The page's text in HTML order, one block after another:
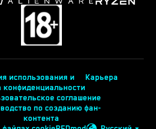
использования и
конфиденциальности
Карьера
соглашение
по созданию фан-
контента